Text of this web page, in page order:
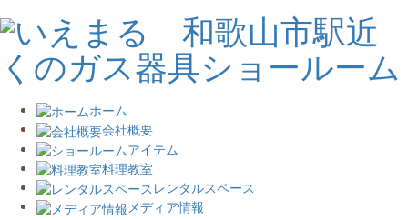
ホーム
会社概要
アイテム
料理教室
レンタルスペース
メディア情報